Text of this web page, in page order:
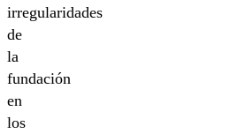
irregularidades
de
la
fundación
en
los